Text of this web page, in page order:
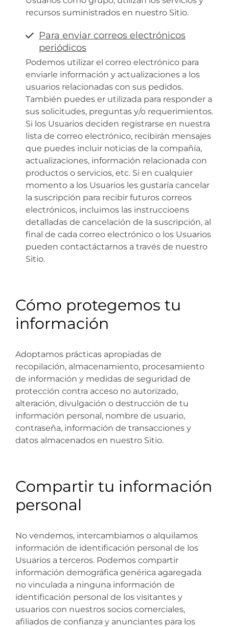
recursos suministrados en nuestro Sitio.
Para enviar correos electrónicos
periódicos
Podemos utilizar el correo electrónico para
enviarle información y actualizaciones a los
usuarios relacionadas con sus pedidos.
También puedes er utilizada para responder a
sus solicitudes, preguntas y/o requerimientos.
Si los Usuarios deciden registrarse en nuestra
lista de correo electrónico, recibirán mensajes
que puedes incluir noticias de la compañía,
actualizaciones, información relacionada con
productos o servicios, etc. Si en cualquier
momento a los Usuarios les gustaría cancelar
la suscripción para recibir futuros correos
electrónicos, incluimos las instruccioens
detalladas de cancelación de la suscripción, al
final de cada correo electrónico o los Usuarios
pueden contactáctarnos a través de nuestro
Sitio.
Cómo protegemos tu
información
Adoptamos prácticas apropiadas de
recopilación, almacenamiento, procesamiento
de información y medidas de seguridad de
protección contra acceso no autorizado,
alteración, divulgación o destrucción de tu
información personal, nombre de usuario,
contraseña, información de transacciones y
datos almacenados en nuestro Sitio.
Compartir tu información
personal
No vendemos, intercambiamos o alquilamos
información de identificación personal de los
Usuarios a terceros. Podemos compartir
información demográfica genérica agaregada
no vinculada a ninguna información de
identificación personal de los visitantes y
usuarios con nuestros socios comerciales,
afiliados de confianza y anunciantes para los